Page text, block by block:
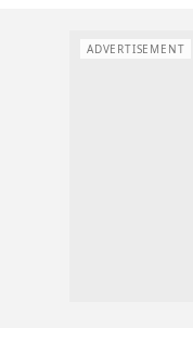
ADVERTISEMENT